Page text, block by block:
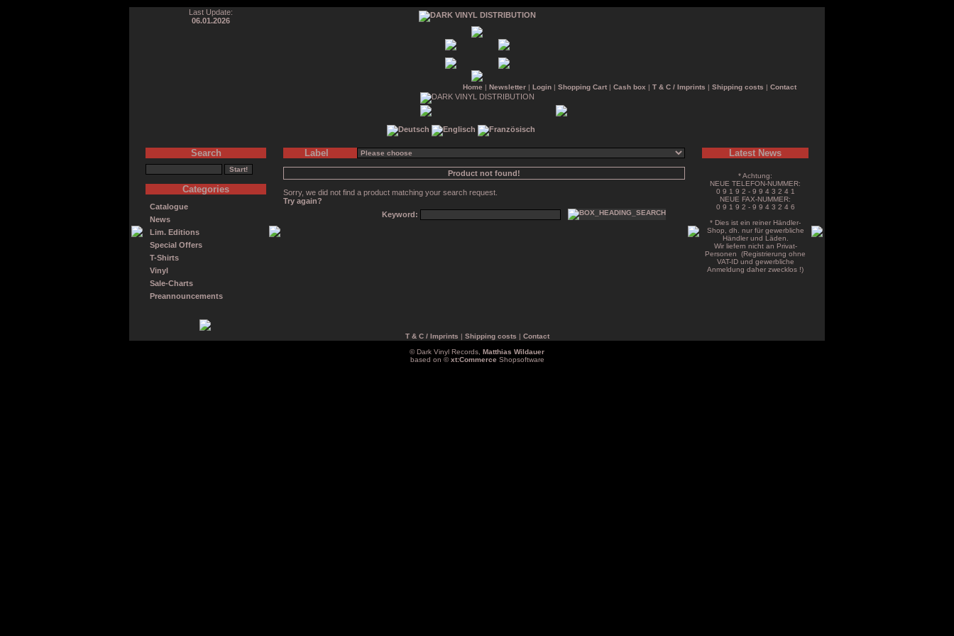
Last Update:
06.01.2026
Home | Newsletter| Login| Shopping Cart| Cash box | T & C / Imprints | Shipping costs | Contact
Search
Categories
Catalogue
News
Lim. Editions
Special Offers
T-Shirts
Vinyl
Sale-Charts
Preannouncements
Label
Product not found!
Sorry, we did not find a product matching your search request.
Try again?
Keyword:
Latest News
* Achtung:
NEUE TELEFON-NUMMER:
0 9 1 9 2 - 9 9 4 3 2 4 1
NEUE FAX-NUMMER:
0 9 1 9 2 - 9 9 4 3 2 4 6
* Dies ist ein reiner Händler-
Shop, dh. nur für gewerbliche
Händler und Läden.
Wir liefern nicht an Privat-
Personen (Registrierung ohne
VAT-ID und gewerbliche
Anmeldung daher zwecklos !)
T & C / Imprints | Shipping costs | Contact
© Dark Vinyl Records, Matthias Wildauer
based on ©xt:CommerceShopsoftware